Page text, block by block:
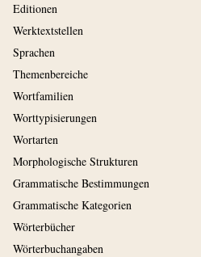
Editionen
Werktextstellen
Sprachen
Themenbereiche
Wortfamilien
Worttypisierungen
Wortarten
Morphologische Strukturen
Grammatische Bestimmungen
Grammatische Kategorien
Wörterbücher
Wörterbuchangaben